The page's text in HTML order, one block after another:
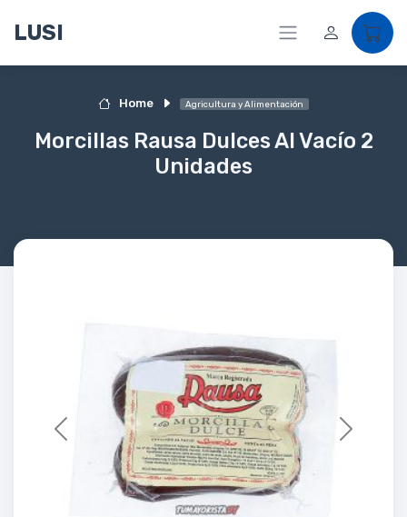
LUSI
Home Agricultura y Alimentación
Morcillas Rausa Dulces Al Vacío 2
Unidades
Previous Next